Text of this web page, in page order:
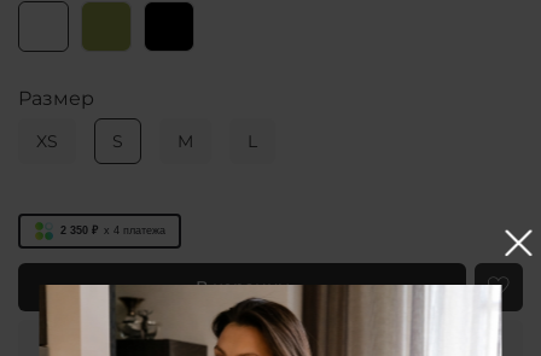
2 350 ₽ x 4 платежа
В корзину
Купить в 1 клик
Размер
XS S M L